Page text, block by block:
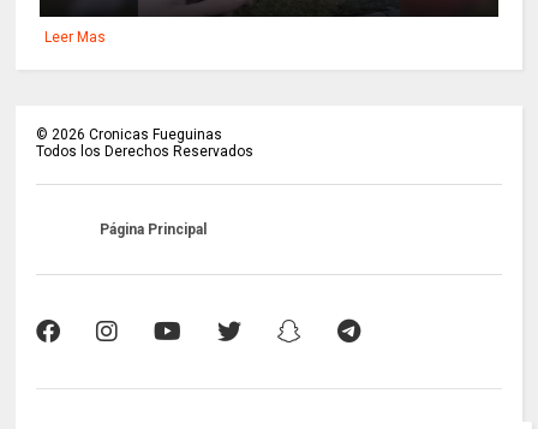
Leer Mas
©2026 Cronicas Fueguinas
Todos los Derechos Reservados
Página Principal